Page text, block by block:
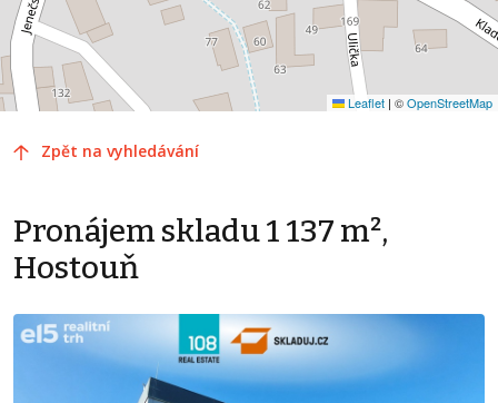
Leaflet | ©OpenStreetMap
Zpět na vyhledávání
Pronájem skladu 1 137 m²,
Hostouň